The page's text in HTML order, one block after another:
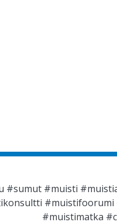
#sumut #muisti
#muistimatka